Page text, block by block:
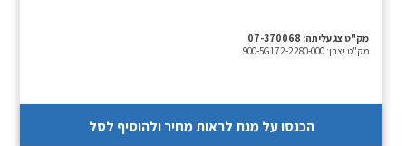
מק"ט צג עליתה: 07-370068
מק"ט יצרן: 900-5G172-2280-000
הכנסו על מנת לראות מחיר ולהוסיף לסל